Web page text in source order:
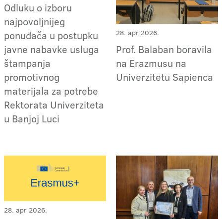
Odluku o izboru
najpovoljnijeg
ponuđača u postupku
javne nabavke usluga
štampanja
promotivnog
materijala za potrebe
Rektorata Univerziteta
u Banjoj Luci
28. apr 2026.
Prof. Balaban boravila
na Erazmusu na
Univerzitetu Sapienca
28. apr 2026.